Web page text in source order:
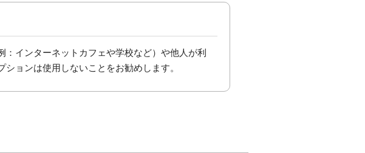
インターネットカフェや学校など）や他人が利
ョンは使用しないことをお勧めします。